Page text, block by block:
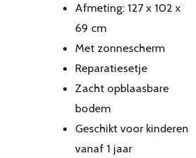
Afmeting: 127 x 102 x
69 cm
Met zonnescherm
Reparatiesetje
Zacht opblaasbare
bodem
Geschikt voor kinderen
vanaf 1 jaar